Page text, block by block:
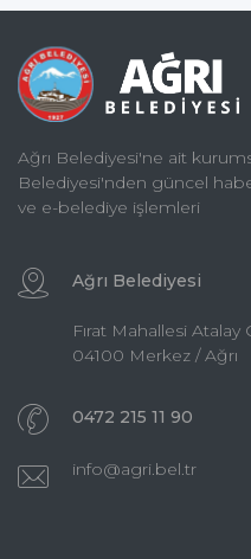
Ağrı Belediyesi'ne ait
Belediyesi'nden güncel
ve e-belediye işlemleri
Ağrı Belediyesi
Fırat Mahallesi Atalay
04100 Merkez / Ağrı
0472 215 11 90
info@agri.bel.tr